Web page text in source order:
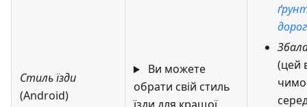
Стиль їзди
(Android)
Ви можете
обрати свій стиль
(цей